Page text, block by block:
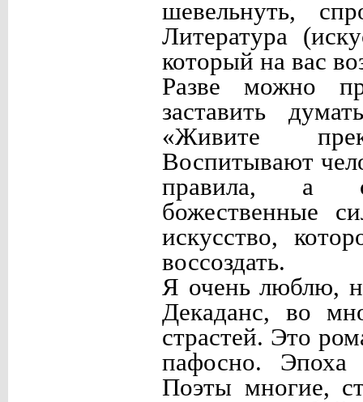
шевельнуть,
Литература
который на вас
Разве можно
заставить
«Живите
Воспитывают
правила, а
божественные
искусство,
воссоздать.
Я очень люблю,
Декаданс, во
страстей. Это
пафосно. Эпоха
Поэты многие,